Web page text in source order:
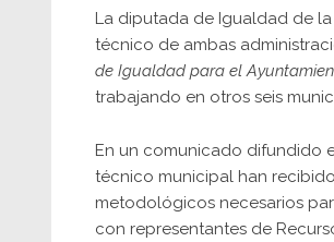
La diputada de Igualdad de
técnico de ambas
de Igualdad para el
trabajando en otros seis
En un comunicado difundido
técnico municipal han
metodológicos necesarios
con representantes de